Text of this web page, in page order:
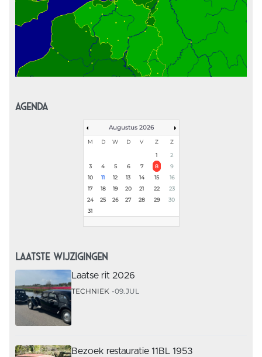
AGENDA
Augustus 2026
M D W D V Z Z
1
2
3
4 5 6 7 8
9
10
11 12 13 14 15
16
17
18 19 20 21 22
23
24
25 26 27 28 29
30
31
LAATSTE WIJZIGINGEN
Laatse rit 2026
TECHNIEK 09.JUL
Bezoek restauratie 11BL 1953